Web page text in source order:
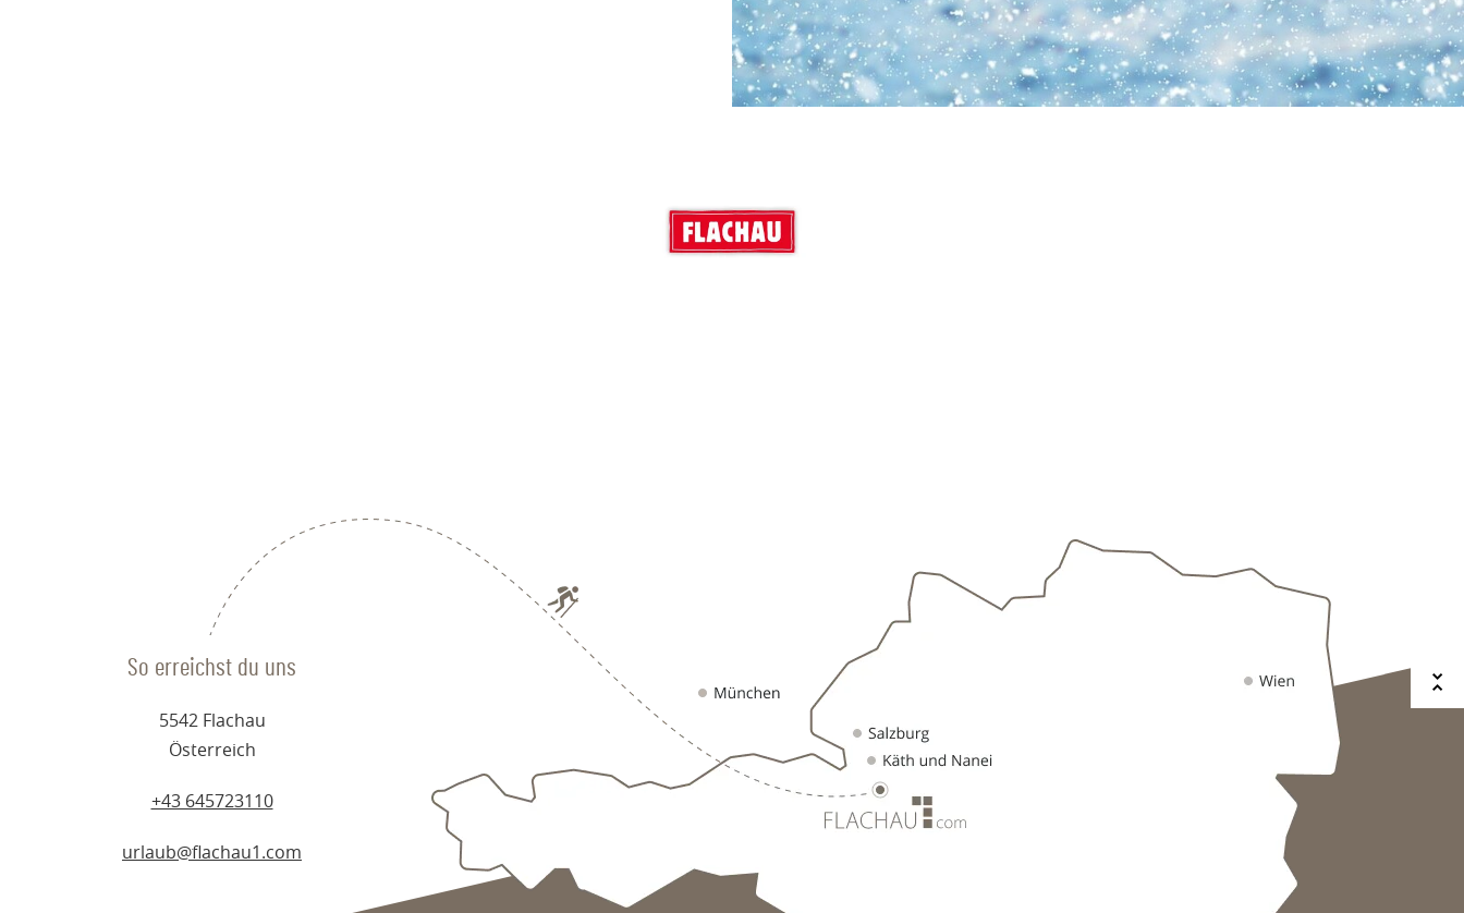
So erreichst du uns
5542 Flachau
Österreich
+43 645723110
urlaub@flachau1.com